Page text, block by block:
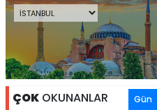
ÇOK OKUNANLAR Gün